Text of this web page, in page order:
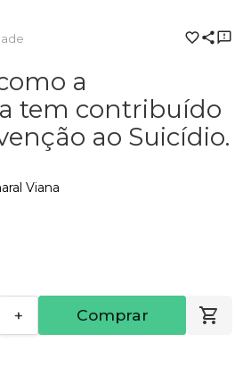
a
tem contribuído
ao Suicídio.
Viana
+ Comprar